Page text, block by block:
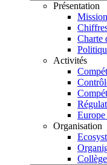
Présentation
Charte
Activités
Organisation
Collège